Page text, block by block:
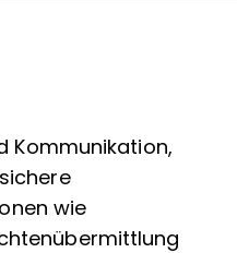
Kommunikation,
wie